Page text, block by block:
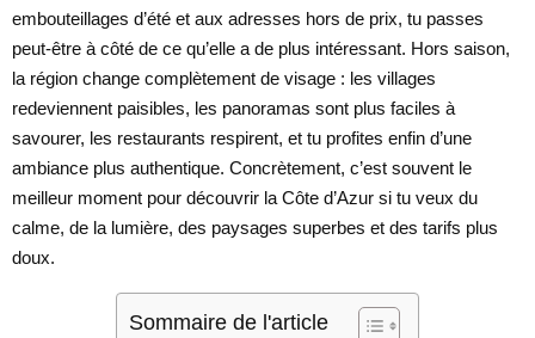
embouteillages d’été et aux adresses hors de prix, tu passes
peut-être à côté de ce qu’elle a de plus intéressant. Hors saison,
la région change complètement de visage : les villages
redeviennent paisibles, les panoramas sont plus faciles à
savourer, les restaurants respirent, et tu profites enfin d’une
ambiance plus authentique. Concrètement, c’est souvent le
meilleur moment pour découvrir la Côte d’Azur si tu veux du
calme, de la lumière, des paysages superbes et des tarifs plus
doux.
Sommaire de l'article